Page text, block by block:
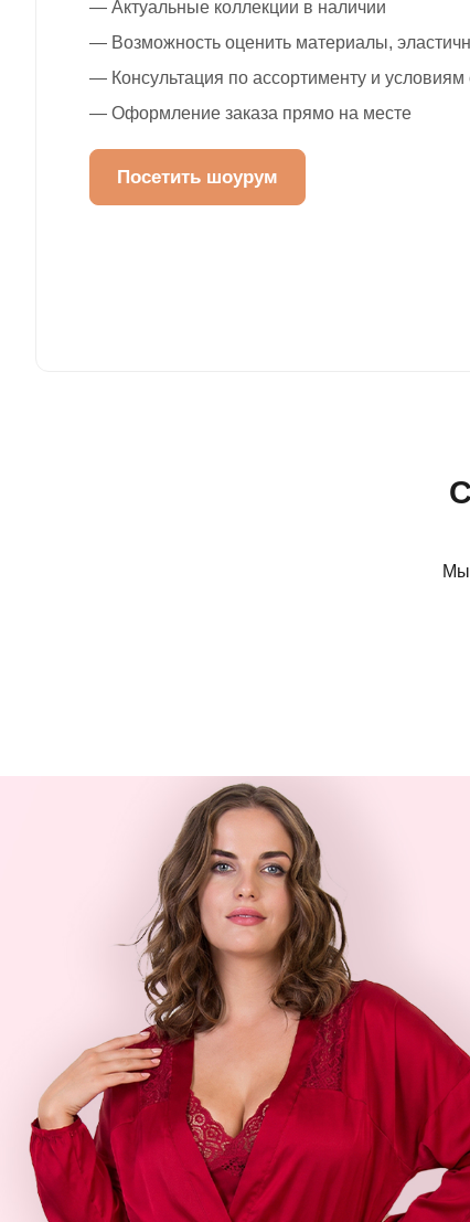
— Актуальные коллекции в наличии
— Возможность оценить материалы,
— Консультация по ассортименту и условиям
— Оформление заказа прямо на месте
Посетить шоурум
Мы